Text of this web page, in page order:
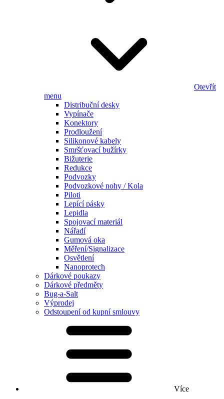
Otevřít
menu
Distribuční desky
Vypínače
Konektory
Prodloužení
Silikonové kabely
Smršťovací bužírky
Bižuterie
Redukce
Podvozky
Podvozkové nohy / Kola
Piloti
Lepící pásky
Lepidla
Spojovací materiál
Nářadí
Gumová oka
Měření/Signalizace
Osvětlení
Nanoprotech
Dárkové poukazy
Dárkové předměty
Bug-a-Salt
Výprodej
Odstoupení od kupní smlouvy
Více